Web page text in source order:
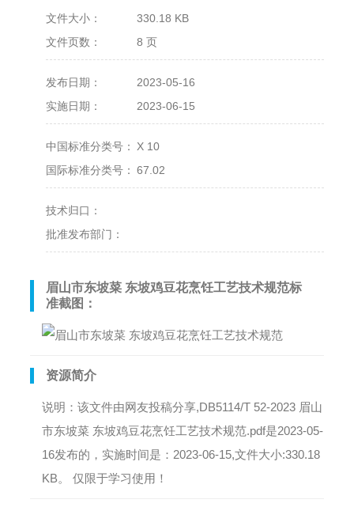
文件大小：
330.18 KB
文件页数：
8 页
发布日期：
2023-05-16
实施日期：
2023-06-15
中国标准分类号：
X 10
国际标准分类号： 67.02
技术归口：
批准发布部门：
眉山市东坡菜 东坡鸡豆花烹饪工艺技术规范标
准截图：
资源简介
说明：该文件由网友投稿分享,DB5114/T 52-2023 眉山
市东坡菜 东坡鸡豆花烹饪工艺技术规范.pdf是2023-05-
16发布的，实施时间是：2023-06-15,文件大小:330.18
KB。 仅限于学习使用！